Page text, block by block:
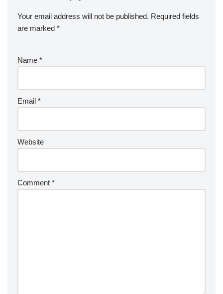
Your email address will not be published. Required fields
are marked *
Name *
Email *
Website
Comment *